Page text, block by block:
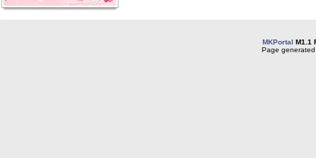
MKPortal M1.1
Page